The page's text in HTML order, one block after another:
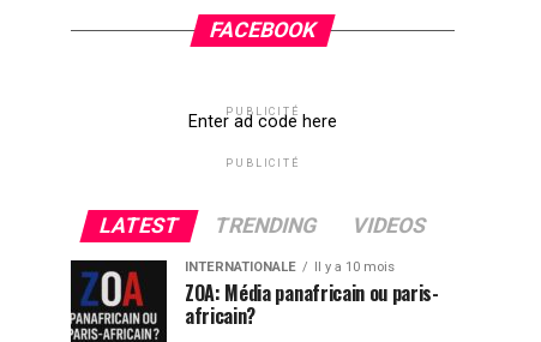
FACEBOOK
PUBLICITÉ
Enter ad code here
PUBLICITÉ
LATEST TRENDING VIDEOS
INTERNATIONALE Il y a 10 mois
ZOA: Média panafricain ou paris-
africain?